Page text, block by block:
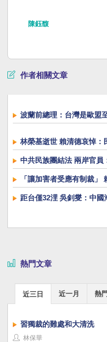
陳鈺馥
作者相關文章
波蘭前總理：台灣是歐盟
林榮基逝世 賴清德哀悼：
中共民族團結法 兩岸官員
「讓加害者受應有制裁」
壓
距台僅32浬 吳釗燮：中
熱門文章
近三日 近一月 熱門
習獨裁的難處和大清洗
林保華